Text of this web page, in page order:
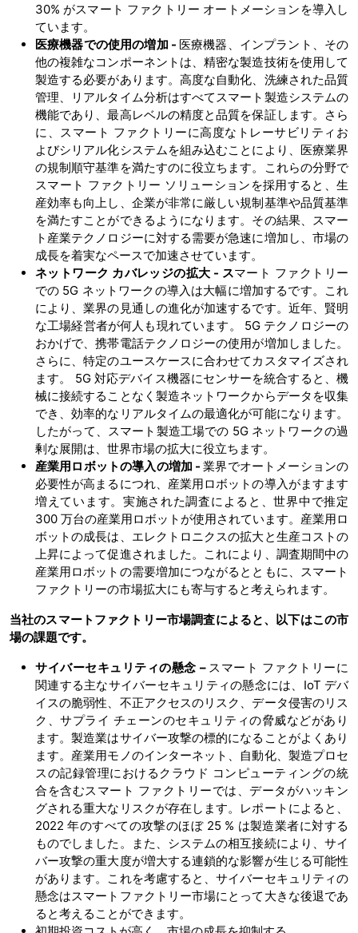
30% がスマート ファクトリー オートメーションを導入し
ています。
医療機器での使用の増加 - 医療機器、インプラント、その
他の複雑なコンポーネントは、精密な製造技術を使用して
製造する必要があります。高度な自動化、洗練された品質
管理、リアルタイム分析はすべてスマート製造システムの
機能であり、最高レベルの精度と品質を保証します。さら
に、スマート ファクトリーに高度なトレーサビリティお
よびシリアル化システムを組み込むことにより、医療業界
の規制順守基準を満たすのに役立ちます。これらの分野で
スマート ファクトリー ソリューションを採用すると、生
産効率も向上し、企業が非常に厳しい規制基準や品質基準
を満たすことができるようになります。その結果、スマー
ト産業テクノロジーに対する需要が急速に増加し、市場の
成長を着実なペースで加速させています。
ネットワーク カバレッジの拡大 - スマート ファクトリー
での 5G ネットワークの導入は大幅に増加するです。これ
により、業界の見通しの進化が加速するです。近年、賢明
な工場経営者が何人も現れています。 5G テクノロジーの
おかげで、携帯電話テクノロジーの使用が増加しました。
さらに、特定のユースケースに合わせてカスタマイズされ
ます。 5G 対応デバイス機器にセンサーを統合すると、機
械に接続することなく製造ネットワークからデータを収集
でき、効率的なリアルタイムの最適化が可能になります。
したがって、スマート製造工場での 5G ネットワークの過
剰な展開は、世界市場の拡大に役立ちます。
産業用ロボットの導入の増加 -業界でオートメーションの
必要性が高まるにつれ、産業用ロボットの導入がますます
増えています。実施された調査によると、世界中で推定
300 万台の産業用ロボットが使用されています。産業用ロ
ボットの成長は、エレクトロニクスの拡大と生産コストの
上昇によって促進されました。これにより、調査期間中の
産業用ロボットの需要増加につながるとともに、スマート
ファクトリーの市場拡大にも寄与すると考えられます。
当社のスマートファクトリー市場調査によると、以下はこの市
場の課題です。
サイバーセキュリティの懸念 – スマート ファクトリーに
関連する主なサイバーセキュリティの懸念には、IoT デバ
イスの脆弱性、不正アクセスのリスク、データ侵害のリス
ク、サプライ チェーンのセキュリティの脅威などがあり
ます。製造業はサイバー攻撃の標的になることがよくあり
ます。産業用モノのインターネット、自動化、製造プロセ
スの記録管理におけるクラウド コンピューティングの統
合を含むスマート ファクトリーでは、データがハッキン
グされる重大なリスクが存在します。レポートによると、
2022 年のすべての攻撃のほぼ 25 % は製造業者に対する
ものでしました。また、システムの相互接続により、サイ
バー攻撃の重大度が増大する連鎖的な影響が生じる可能性
があります。これを考慮すると、サイバーセキュリティの
懸念はスマートファクトリー市場にとって大きな後退であ
ると考えることができます。